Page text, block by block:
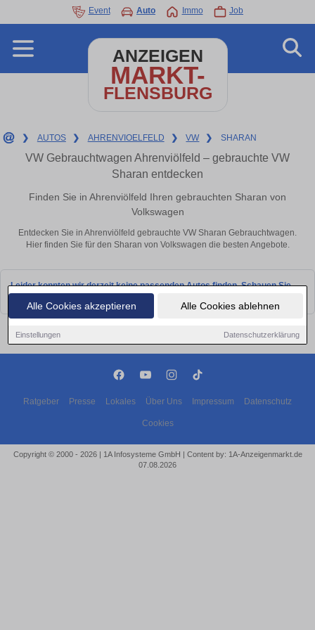
Alle Cookies akzeptieren Alle Cookies ablehnen
Einstellungen Datenschutzerklärung
Event Auto Immo Job
ANZEIGEN
MARKT-
FLENSBURG
❯ AUTOS ❯ AHRENVIOELFELD ❯ VW ❯ SHARAN
VW Gebrauchtwagen Ahrenviölfeld – gebrauchte VW
Sharan entdecken
Finden Sie in Ahrenviölfeld Ihren gebrauchten Sharan von
Volkswagen
Entdecken Sie in Ahrenviölfeld gebrauchte VW Sharan Gebrauchtwagen.
Hier finden Sie für den Sharan von Volkswagen die besten Angebote.
Leider konnten wir derzeit keine passenden Autos finden. Schauen Sie
Ratgeber Presse Lokales Über Uns Impressum Datenschutz
Cookies
Copyright © 2000 - 2026 | 1A Infosysteme GmbH | Content by: 1A-Anzeigenmarkt.de
07.08.2026